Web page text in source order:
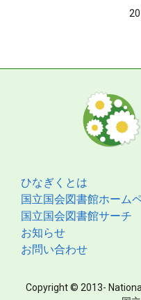
ひなぎくとは
国立国会図書館ホーム
国立国会図書館サーチ
お知らせ
お問い合わせ
Copyright © 2013-